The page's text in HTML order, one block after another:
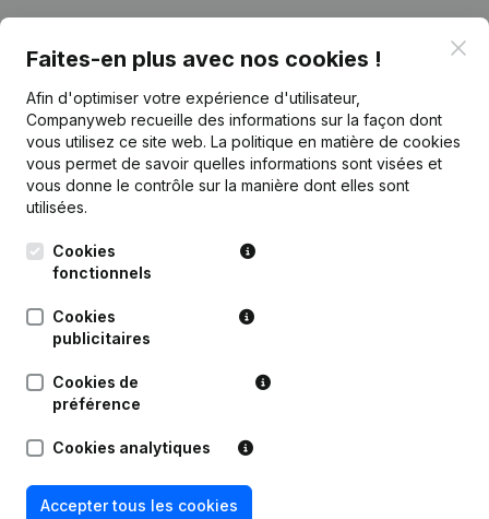
Publicationsde Goestingarchitecten
Date Publication
06-10-2021
Rubrique Constitution (Nouvelle
Personne Morale, Ouverture
Questions fréquemment posées
Quel est le numéro de TVA de
Quel est l'identifiant PEPPOL de
Goestingarchitecten?
Faites-en plus avec nos cookies !
Afin d'optimiser votre expérience d'utilisateur,
Companyweb recueille des informations sur la façon dont
vous utilisez ce site web. La politique en matière de cookies
vous permet de savoir quelles informations sont visées et
vous donne le contrôle sur la manière dont elles sont
utilisées.
Cookies
fonctionnels
Cookies
publicitaires
Cookies de
préférence
Cookies analytiques
Accepter tous les cookies